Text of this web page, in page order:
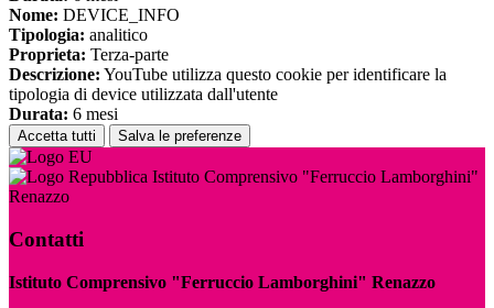
Nome: DEVICE_INFO
Tipologia: analitico
Proprieta: Terza-parte
Descrizione: YouTube utilizza questo cookie per identificare la
tipologia di device utilizzata dall'utente
Durata: 6 mesi
Accetta tutti Salva le preferenze
Istituto Comprensivo "Ferruccio Lamborghini"
Renazzo
Contatti
Istituto Comprensivo "Ferruccio Lamborghini" Renazzo